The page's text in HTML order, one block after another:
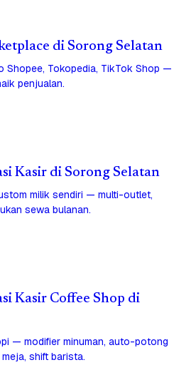
di Sorong Selatan
Shopee, Tokopedia, TikTok Shop —
penjualan.
Kasir di Sorong Selatan
milik sendiri — multi-outlet,
sewa bulanan.
Kasir Coffee Shop di
— modifier minuman, auto-potong
shift barista.